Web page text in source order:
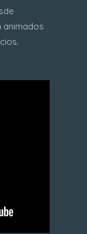
animados